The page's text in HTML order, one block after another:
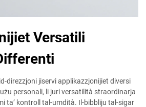
Versatili
direzzjoni jiservi applikazzjonijiet diversi
personali, li juri versatilità straordinarja
ta’ kontroll tal-umdità. Il-bibbliju tal-sigar